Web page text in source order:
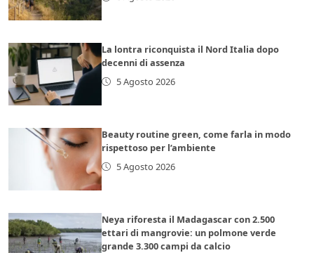
La lontra riconquista il Nord Italia dopo
decenni di assenza
5 Agosto 2026
Beauty routine green, come farla in modo
rispettoso per l’ambiente
5 Agosto 2026
Neya riforesta il Madagascar con 2.500
ettari di mangrovie: un polmone verde
grande 3.300 campi da calcio